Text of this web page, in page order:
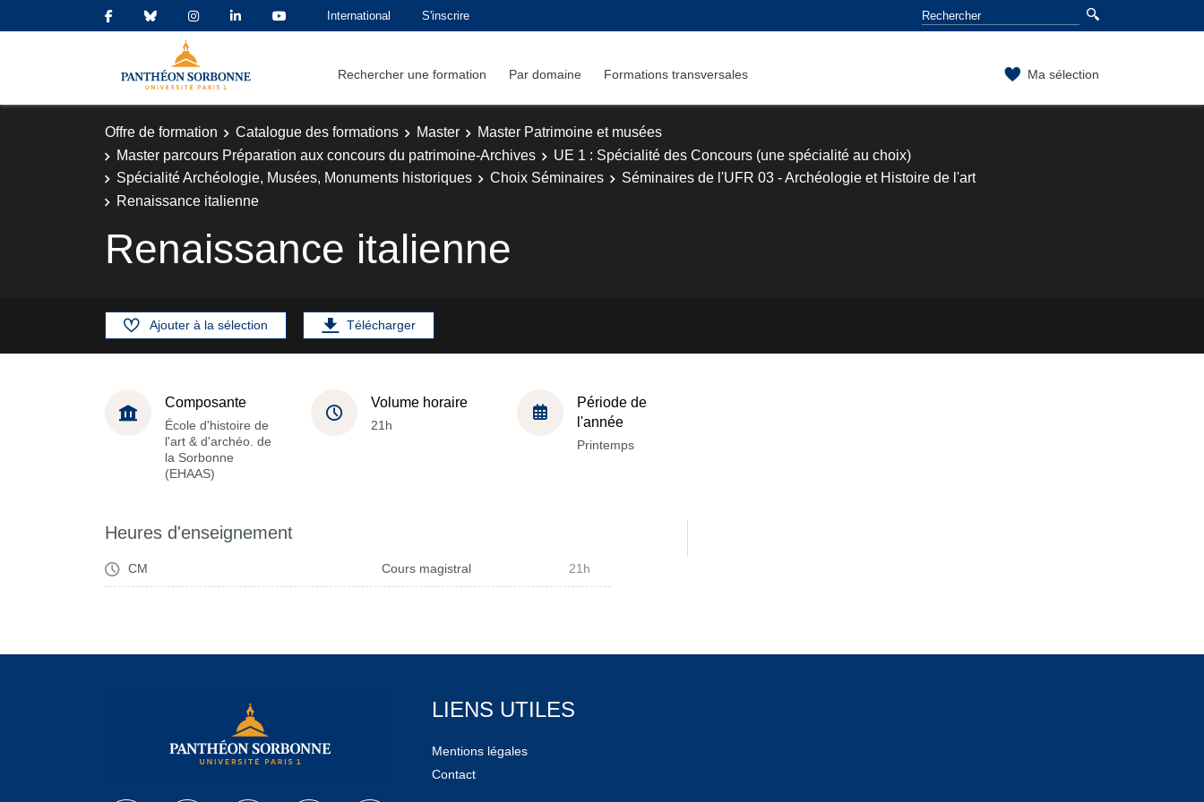
International S'inscrire
Rechercher une formation Par domaine Formations transversales Ma sélection
Offre de formation Catalogue des formations Master
Master Patrimoine et musées
Master parcours Préparation aux concours du patrimoine-Archives
UE 1 : Spécialité des Concours (une spécialité au choix)
Spécialité Archéologie, Musées, Monuments historiques
Choix Séminaires
Séminaires de l'UFR 03 - Archéologie et Histoire de l'art
Renaissance italienne
Renaissance italienne
Ajouter à la sélection Télécharger
Composante
École d'histoire de
l'art & d'archéo. de
la Sorbonne
(EHAAS)
Volume horaire
21h
Période de
l'année
Printemps
Heures d'enseignement
CM Cours magistral 21h
LIENS UTILES
Mentions légales
Contact